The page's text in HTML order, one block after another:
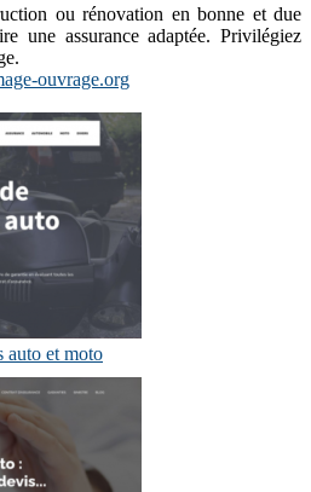
ou rénovation en bonne et due
une assurance adaptée. Privilégiez
ouvrage.org
auto et moto